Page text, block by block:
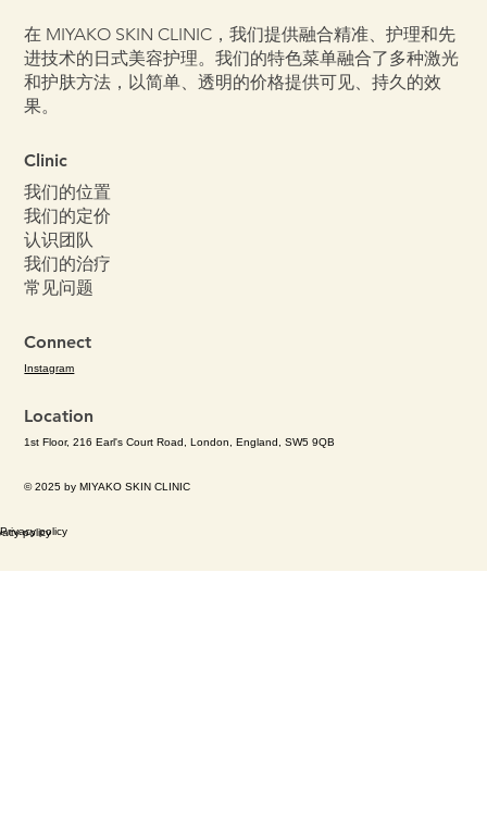
在 MIYAKO SKIN CLINIC，我们提供融合精准、护理和先
进技术的日式美容护理。我们的特色菜单融合了多种激光
和护肤方法，以简单、透明的价格提供可见、持久的效
果。
Clinic
我们的位置
我们的定价
认识团队
我们的治疗
常见问题
Connect
Instagram
Location
1st Floor, 216 Earl's Court Road, London, England, SW5 9QB
© 2025 by MIYAKO SKIN CLINIC
policy
Privacy policy